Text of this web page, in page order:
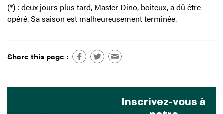
(*) : deux jours plus tard, Master Dino, boiteux, a dû être
opéré. Sa saison est malheureusement terminée.
Share this page :
Inscrivez-vous à